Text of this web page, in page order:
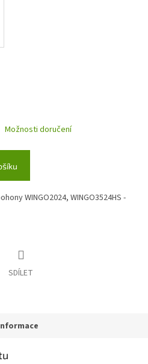
Možnosti doručení
WINGO2024, WINGO3524HS -
SDÍLET